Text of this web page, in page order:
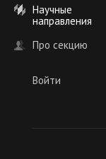
Научные
направления
Про секцию
Войти